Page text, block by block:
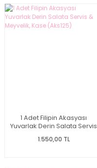
1 Adet Filipin Akasyası
Yuvarlak Derin Salata Servis
1.550,00 TL